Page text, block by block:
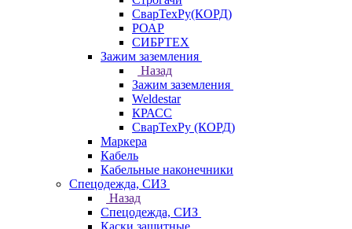
СварТехРу(КОРД)
РОАР
СИБРТЕХ
Зажим заземления
Назад
Зажим заземления
Weldestar
КРАСС
СварТехРу (КОРД)
Маркера
Кабель
Кабельные наконечники
Спецодежда, СИЗ
Назад
Спецодежда, СИЗ
Каски защитные